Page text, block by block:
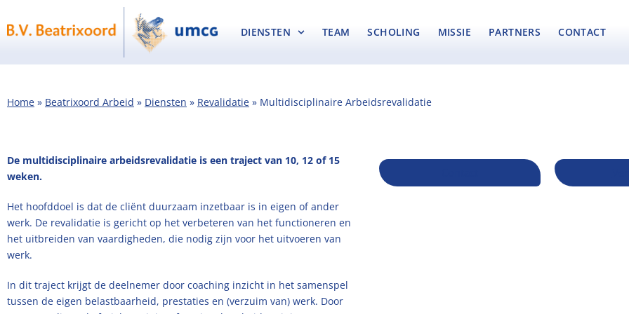
DIENSTEN TEAM SCHOLING MISSIE PARTNERS CONTACT
Home » Beatrixoord Arbeid » Diensten » Revalidatie » Multidisciplinaire Arbeidsrevalidatie
De multidisciplinaire arbeidsrevalidatie is een traject van 10, 12 of 15
weken.
Het hoofddoel is dat de cliënt duurzaam inzetbaar is in eigen of ander
werk. De revalidatie is gericht op het verbeteren van het functioneren en
het uitbreiden van vaardigheden, die nodig zijn voor het uitvoeren van
werk.
In dit traject krijgt de deelnemer door coaching inzicht in het samenspel
tussen de eigen belastbaarheid, prestaties en (verzuim van) werk. Door